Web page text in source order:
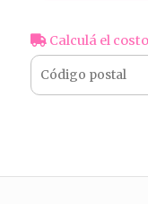
Calculá el